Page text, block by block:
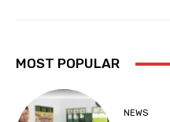
MOST POPULAR
NEWS